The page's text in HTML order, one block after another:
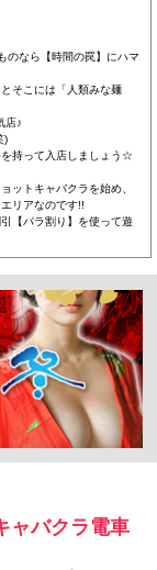
のなら【時間の罠】にハマ
そこには「人類みな麺
店♪
)
持って入店しましょう☆
ットキャバクラを始め、
リアなのです!!
【パラ割り】を使って遊
ャバクラ電車